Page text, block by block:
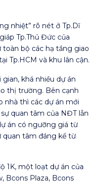
nhiệt” rõ nét ở Tp.Dĩ
Tp.Thủ Đức của
toàn bộ các hạ tầng giao
Tp.HCM và khu lân cận.
khá nhiều dự án
thị trường. Bên cạnh
nhà thì các dự án mới
quan tâm của NĐT lẫn
án có ngưỡng giá từ
quan tâm đáng kể từ
1K, một loạt dự án của
Bcons Plaza, Bcons